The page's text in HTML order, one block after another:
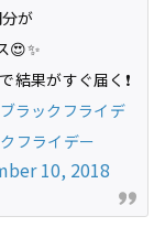
が
😍✨
結果がすぐ届く❗
ラックフライデ
フライデー
10, 2018